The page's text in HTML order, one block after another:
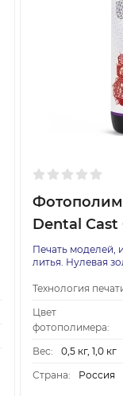
Dental Cast
Печать моделей,
литья. Нулевая
Технология
Цвет
фотополимера:
Вес:
0,5 кг, 1,0 кг
Страна:
Россия